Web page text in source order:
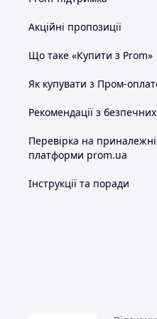
онлайн-оплати.
найближчим часом.
Бажаєте придбати
Оформлення заявки на
Акційні пропозиції
Що таке «Купити з Prom»
Як купувати з Пром-
Рекомендації з
Перевірка на
платформи prom.ua
Інструкції та поради